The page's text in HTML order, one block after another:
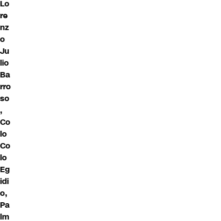
Lo
re
nz
o
Ju
lio
Ba
rro
so
,
Co
lo
Co
lo
Eg
idi
o,
Pa
lm